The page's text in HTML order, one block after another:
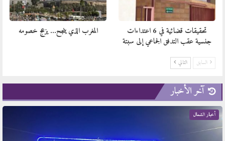
تحقيقات قضائية في 6 اعتداءات
جنسية عقب التدفق الجماعي إلى سبتة
المغرب الذي ينجح… يزعج خصومه
السابق التالي
آخر الأخبار
أخبار الشمال